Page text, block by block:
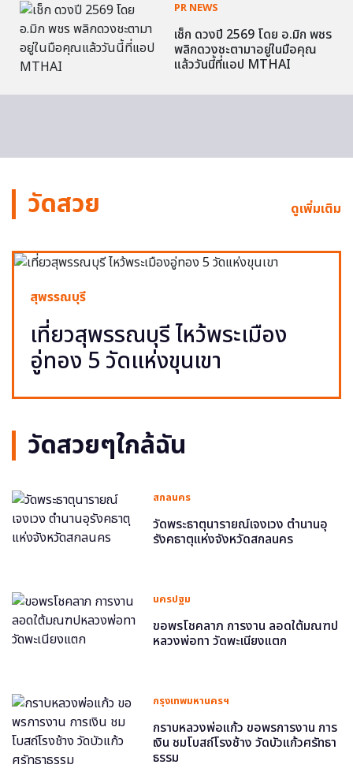
PR NEWS
เช็ก ดวงปี 2569 โดย อ.มิก พชร
พลิกดวงชะตามาอยู่ในมือคุณ
แล้ววันนี้ที่แอป MTHAI
วัดสวย ดูเพิ่มเติม
สุพรรณบุรี
เที่ยวสุพรรณบุรี ไหว้พระเมือง
อู่ทอง 5 วัดแห่งขุนเขา
วัดสวยๆใกล้ฉัน
สกลนคร
วัดพระธาตุนารายณ์เจงเวง ตำนานอุ
รังคธาตุแห่งจังหวัดสกลนคร
นครปฐม
ขอพรโชคลาภ การงาน ลอดใต้มณฑป
หลวงพ่อทา วัดพะเนียงแตก
กรุงเทพมหานครฯ
กราบหลวงพ่อแก้ว ขอพรการงาน การ
เงิน ชมโบสถ์โรงช้าง วัดบัวแก้วศรัทธา
ธรรม